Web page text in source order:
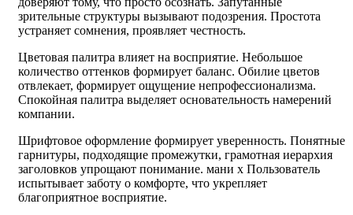
зрительные структуры вызывают подозрения. Простота
устраняет сомнения, проявляет честность.
Цветовая палитра влияет на восприятие. Небольшое
количество оттенков формирует баланс. Обилие цветов
отвлекает, формирует ощущение непрофессионализма.
Спокойная палитра выделяет основательность намерений
компании.
Шрифтовое оформление формирует уверенность. Понятные
гарнитуры, подходящие промежутки, грамотная иерархия
заголовков упрощают понимание. мани х Пользователь
испытывает заботу о комфорте, что укрепляет
благоприятное восприятие.